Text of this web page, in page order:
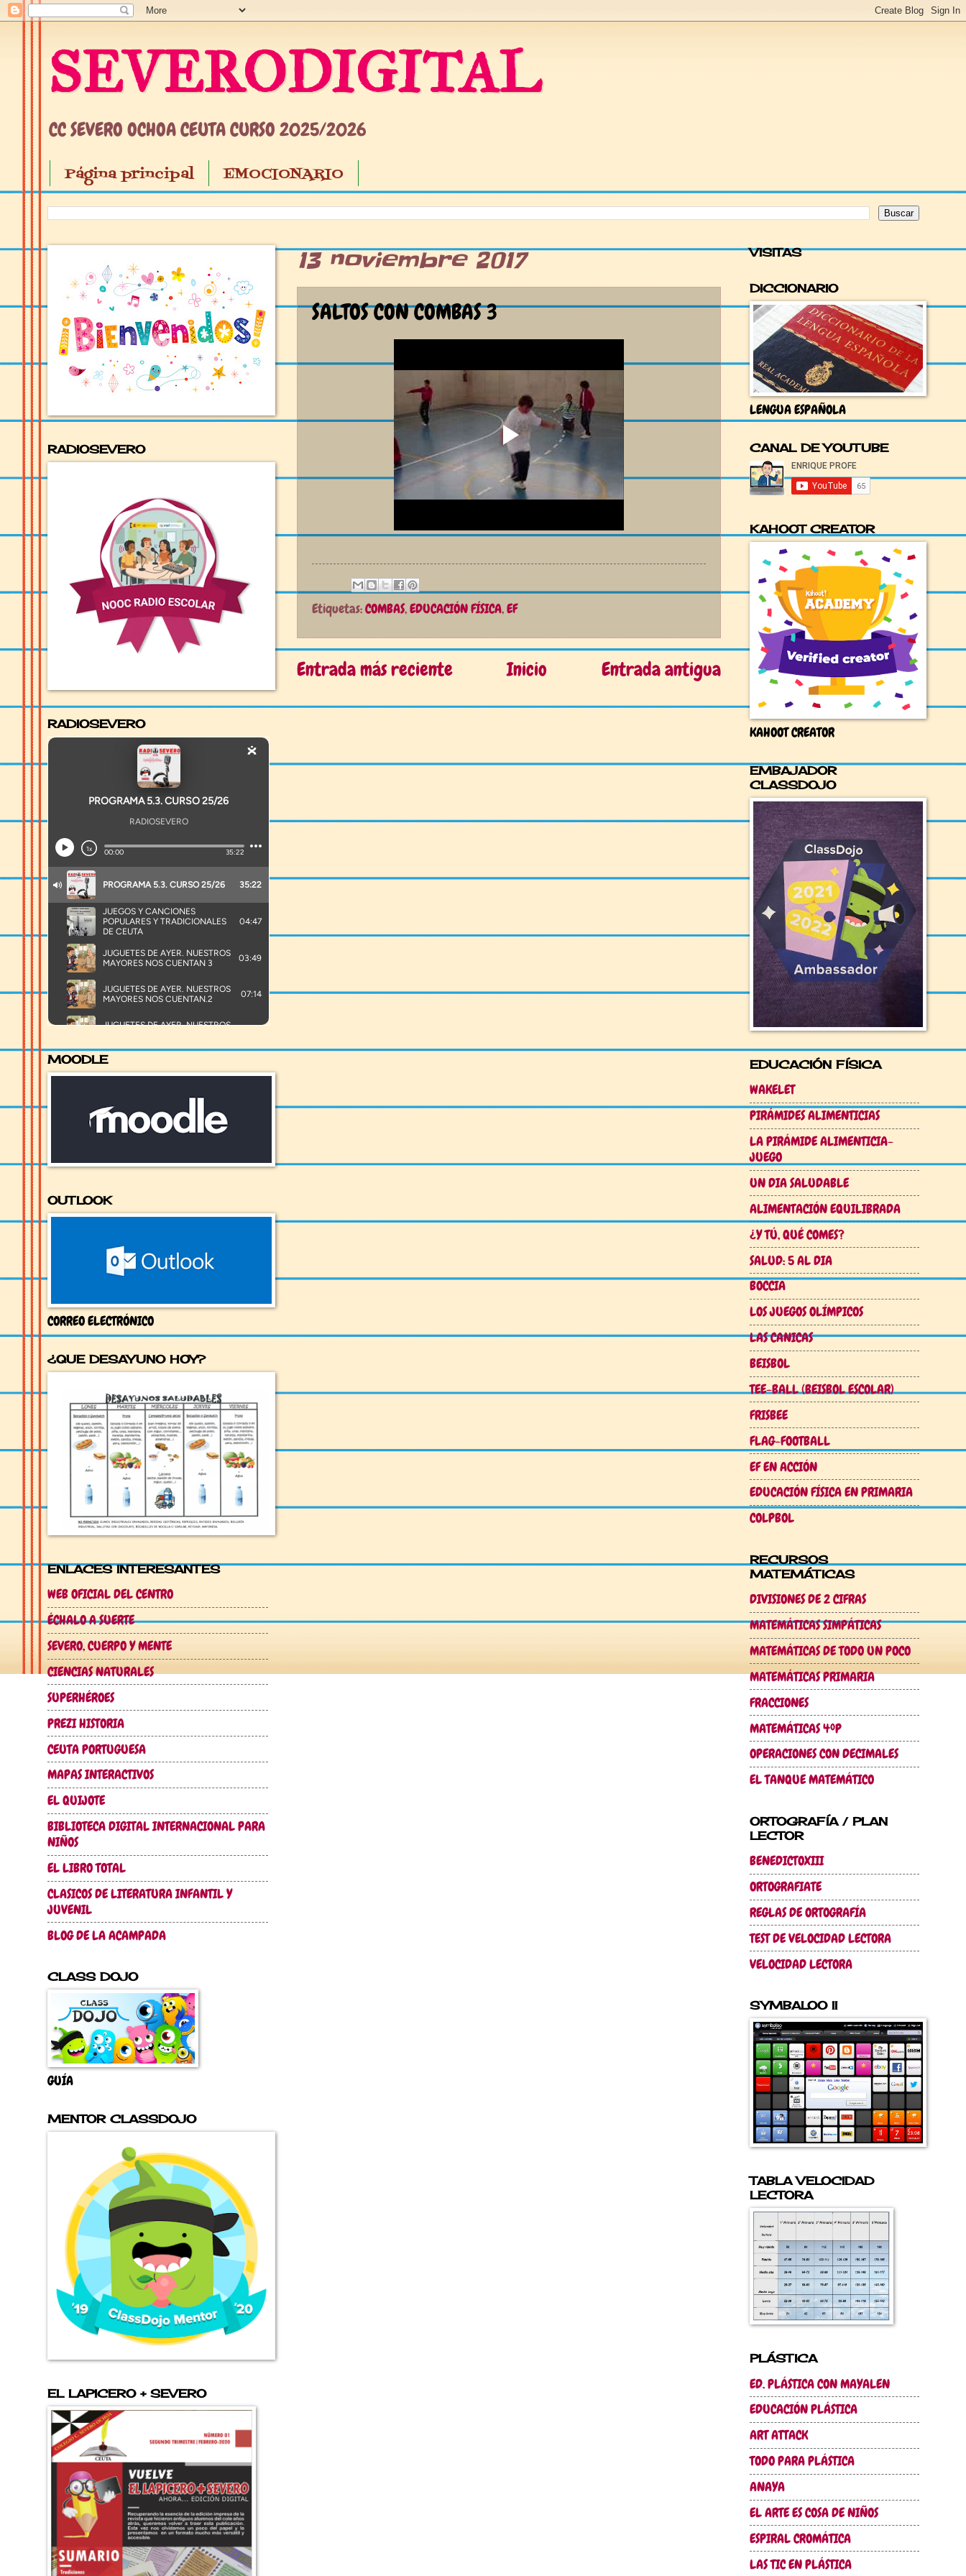
SEVERODIGITAL
CC SEVERO OCHOA CEUTA CURSO 2025/2026
Página principal EMOCIONARIO
13 noviembre 2017
SALTOS CON COMBAS 3
Etiquetas:COMBAS,EDUCACIÓN FÍSICA,EF
Entrada más reciente Entrada antigua
Inicio
RADIOSEVERO
RADIOSEVERO
MOODLE
OUTLOOK
CORREO ELECTRÓNICO
¿QUE DESAYUNO HOY?
ENLACES INTERESANTES
WEB OFICIAL DEL CENTRO
ÉCHALO A SUERTE
SEVERO, CUERPO Y MENTE
CIENCIAS NATURALES
SUPERHÉROES
PREZI HISTORIA
CEUTA PORTUGUESA
MAPAS INTERACTIVOS
EL QUIJOTE
BIBLIOTECA DIGITAL INTERNACIONAL PARA
NIÑOS
EL LIBRO TOTAL
CLASICOS DE LITERATURA INFANTIL Y
JUVENIL
BLOG DE LA ACAMPADA
CLASS DOJO
GUÍA
MENTOR CLASSDOJO
EL LAPICERO + SEVERO
VISITAS
DICCIONARIO
LENGUA ESPAÑOLA
CANAL DE YOUTUBE
KAHOOT CREATOR
KAHOOT CREATOR
EMBAJADOR
CLASSDOJO
EDUCACIÓN FÍSICA
WAKELET
PIRÁMIDES ALIMENTICIAS
LA PIRÁMIDE ALIMENTICIA-
JUEGO
UN DIA SALUDABLE
ALIMENTACIÓN EQUILIBRADA
¿Y TÚ, QUÉ COMES?
SALUD: 5 AL DIA
BOCCIA
LOS JUEGOS OLÍMPICOS
LAS CANICAS
BEISBOL
TEE-BALL (BEISBOL ESCOLAR)
FRISBEE
FLAG-FOOTBALL
EF EN ACCIÓN
EDUCACIÓN FÍSICA EN PRIMARIA
COLPBOL
RECURSOS
MATEMÁTICAS
DIVISIONES DE 2 CIFRAS
MATEMÁTICAS SIMPÁTICAS
MATEMÁTICAS DE TODO UN POCO
MATEMÁTICAS PRIMARIA
FRACCIONES
MATEMÁTICAS 4ºP
OPERACIONES CON DECIMALES
EL TANQUE MATEMÁTICO
ORTOGRAFÍA / PLAN
LECTOR
BENEDICTOXIII
ORTOGRAFIATE
REGLAS DE ORTOGRAFÍA
TEST DE VELOCIDAD LECTORA
VELOCIDAD LECTORA
SYMBALOO II
TABLA VELOCIDAD
LECTORA
PLÁSTICA
ED. PLÁSTICA CON MAYALEN
EDUCACIÓN PLÁSTICA
ART ATTACK
TODO PARA PLÁSTICA
ANAYA
EL ARTE ES COSA DE NIÑOS
ESPIRAL CROMÁTICA
LAS TIC EN PLÁSTICA